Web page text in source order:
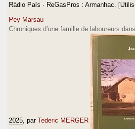
Ràdio País · ReGasPros : Armanhac.
Pey Marsau
Chroniques d’une famille de laboureurs
2025 , par Tederic MERGER